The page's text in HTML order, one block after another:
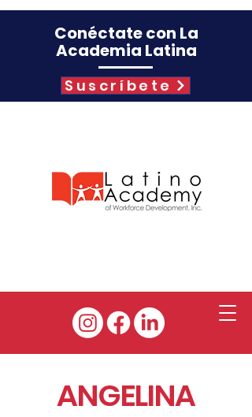
Conéctate con La
Academia Latina
Suscríbete
ANGELINA